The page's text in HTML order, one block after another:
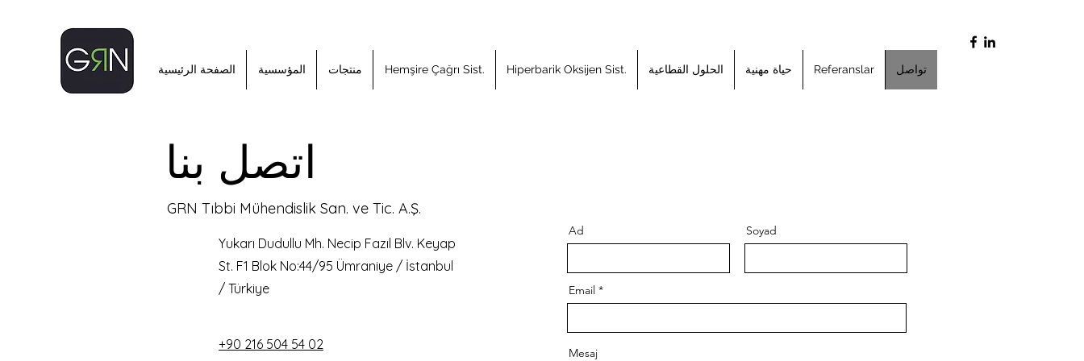
الصفحة الرئيسية المؤسسية منتجات Hemşire Çağrı Sist. Hiperbarik Oksijen Sist. الحلول القطاعية حياة مهنية Referanslar تواصل
اتصل بنا
GRN Tıbbi Mühendislik San. ve Tic. A.Ş.
Yukarı Dudullu Mh. Necip Fazıl Blv. Keyap
St. F1 Blok No:44/95 Ümraniye / İstanbul
/ Türkiye
+90 216 504 54 02
Ad Soyad
Email
Mesaj